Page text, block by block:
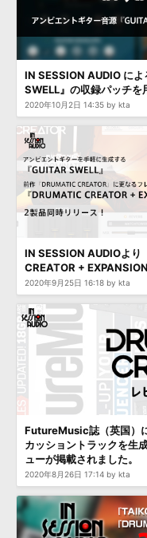
IN SESSION AUDIO に
SWELL』の収録パッチを
2020年10月2日 14:35 by kta
IN SESSION AUDIOより
CREATOR +
2020年9月25日 16:18 by kta
FutureMusic誌（英国）
カッショントラックを生
ューが掲載されました。
2020年8月26日 17:14 by kta